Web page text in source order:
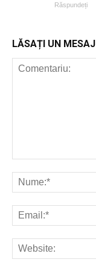
Răspundeți
LĂSAȚI UN MESAJ